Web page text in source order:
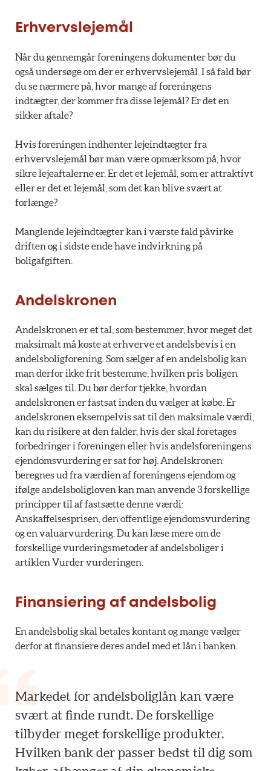
Erhvervslejemål
Når du gennemgår foreningens dokumenter bør du
også undersøge om der er erhvervslejemål. I så fald bør
du se nærmere på, hvor mange af foreningens
indtægter, der kommer fra disse lejemål? Er det en
sikker aftale?
Hvis foreningen indhenter lejeindtægter fra
erhvervslejemål bør man være opmærksom på, hvor
sikre lejeaftalerne er. Er det et lejemål, som er attraktivt
eller er det et lejemål, som det kan blive svært at
forlænge?
Manglende lejeindtægter kan i værste fald påvirke
driften og i sidste ende have indvirkning på
boligafgiften.
Andelskronen
Andelskronen er et tal, som bestemmer, hvor meget det
maksimalt må koste at erhverve et andelsbevis i en
andelsboligforening. Som sælger af en andelsbolig kan
man derfor ikke frit bestemme, hvilken pris boligen
skal sælges til. Du bør derfor tjekke, hvordan
andelskronen er fastsat inden du vælger at købe. Er
andelskronen eksempelvis sat til den maksimale værdi,
kan du risikere at den falder, hvis der skal foretages
forbedringer i foreningen eller hvis andelsforeningens
ejendomsvurdering er sat for høj. Andelskronen
beregnes ud fra værdien af foreningens ejendom og
ifølge andelsboligloven kan man anvende 3 forskellige
principper til af fastsætte denne værdi:
Anskaffelsesprisen, den offentlige ejendomsvurdering
og en valuarvurdering. Du kan læse mere om de
forskellige vurderingsmetoder af andelsboliger i
artiklen Vurder vurderingen.
Finansiering af andelsbolig
En andelsbolig skal betales kontant og mange vælger
derfor at finansiere deres andel med et lån i banken.
Markedet for andelsboliglån kan være
svært at finde rundt. De forskellige
tilbyder meget forskellige produkter.
Hvilken bank der passer bedst til dig som